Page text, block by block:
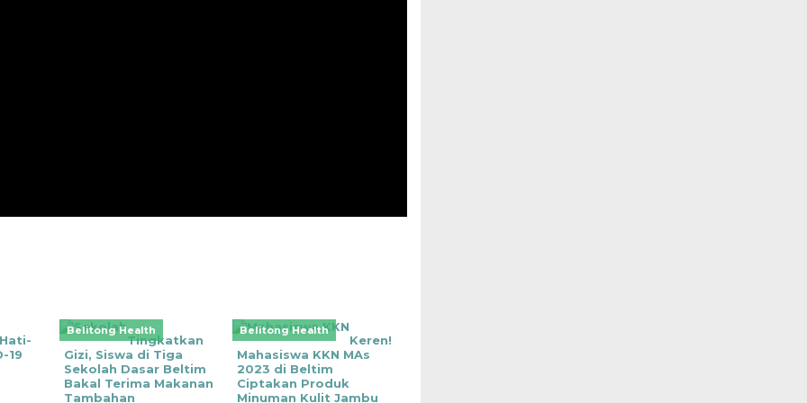
19
Belitong Health
Tingkatkan
Gizi, Siswa di Tiga
Sekolah Dasar Beltim
Bakal Terima Makanan
Tambahan
Belitong Health
Keren!
Mahasiswa KKN MAs
2023 di Beltim
Ciptakan Produk
Minuman Kulit Jambu